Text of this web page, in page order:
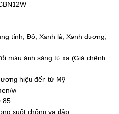
tính, Đỏ, Xanh lá, Xanh dương,
màu ánh sáng từ xa (Giá chênh
hiệu đến từ Mỹ
w
85
suốt chống va đập